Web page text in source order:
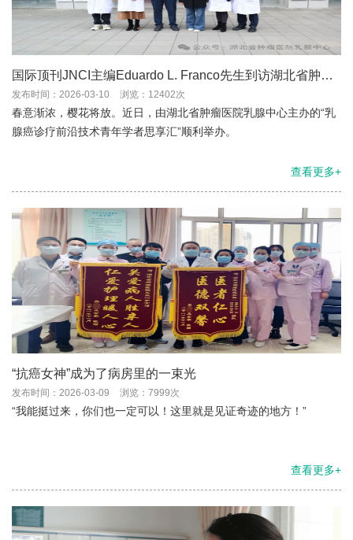
国际顶刊JNCI主编Eduardo L. Franco先生到访湖北省肿瘤
医院乳腺中心，共话乳腺癌诊疗与科研前沿
发布时间：2026-03-10 浏览：12402次
春意渐浓，樱花将放。近日，由湖北省肿瘤医院乳腺中心主办的“乳
腺癌诊疗前沿技术青年学者思享汇”顺利举办。
查看更多+
“抗癌女神”成为了病房里的一束光
发布时间：2026-03-09 浏览：7999次
“我能挺过来，你们也一定可以！这里就是见证奇迹的地方！”
查看更多+